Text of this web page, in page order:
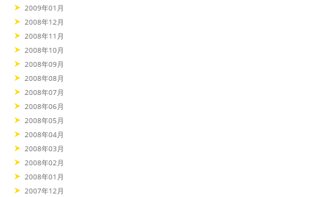
2009年01月
2008年12月
2008年11月
2008年10月
2008年09月
2008年08月
2008年07月
2008年06月
2008年05月
2008年04月
2008年03月
2008年02月
2008年01月
2007年12月